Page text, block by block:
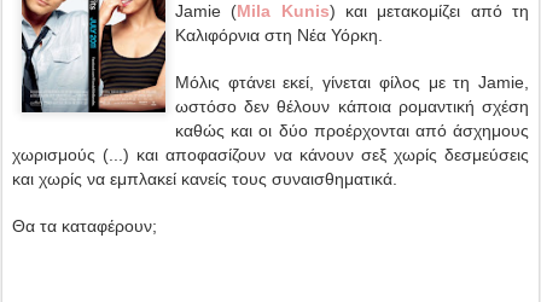
Jamie (Mila Kunis) και μετακομίζει από τη
Καλιφόρνια στη Νέα Υόρκη.
Μόλις φτάνει εκεί, γίνεται φίλος με τη Jamie,
ωστόσο δεν θέλουν κάποια ρομαντική σχέση
καθώς και οι δύο προέρχονται από άσχημους
χωρισμούς (...) και αποφασίζουν να κάνουν σεξ χωρίς δεσμεύσεις
και χωρίς να εμπλακεί κανείς τους συναισθηματικά.
Θα τα καταφέρουν;